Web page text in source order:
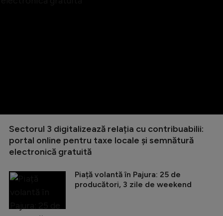
Sectorul 3 digitalizează relația cu contribuabilii:
portal online pentru taxe locale și semnătură
electronică gratuită
Piață volantă în Pajura: 25 de
producători, 3 zile de weekend